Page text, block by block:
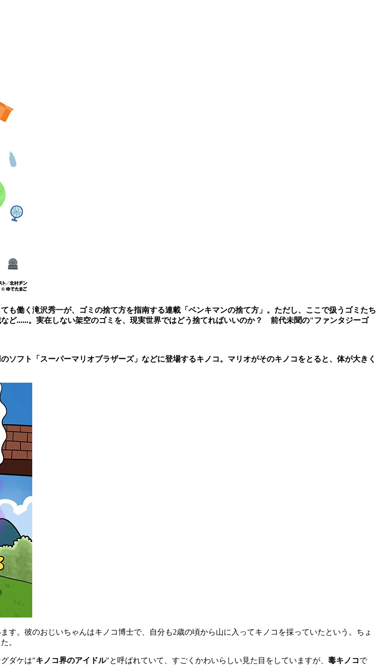
も働く滝沢秀一が、ゴミの捨て方を指南する連載「ベンキマンの捨て方」。ただし、ここで扱うゴミたち
ど......。実在しない架空のゴミを、現実世界ではどう捨てればいいのか？ 前代未聞の"ファンタジーゴ
フト「スーパーマリオブラザーズ」などに登場するキノコ。マリオがそのキノコをとると、体が大きく
す。彼のおじいちゃんはキノコ博士で、自分も2歳の頃から山に入ってキノコを採っていたという。ちょ
。
ダケは"キノコ界のアイドル"と呼ばれていて、すごくかわいらしい見た目をしていますが、 毒キノコで